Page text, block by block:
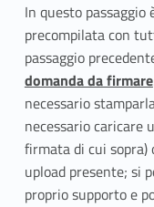
In questo passaggio
precompilata con
passaggio
domanda da firmare
necessario
necessario caricare
firmata di cui
upload presente; si
proprio supporto e